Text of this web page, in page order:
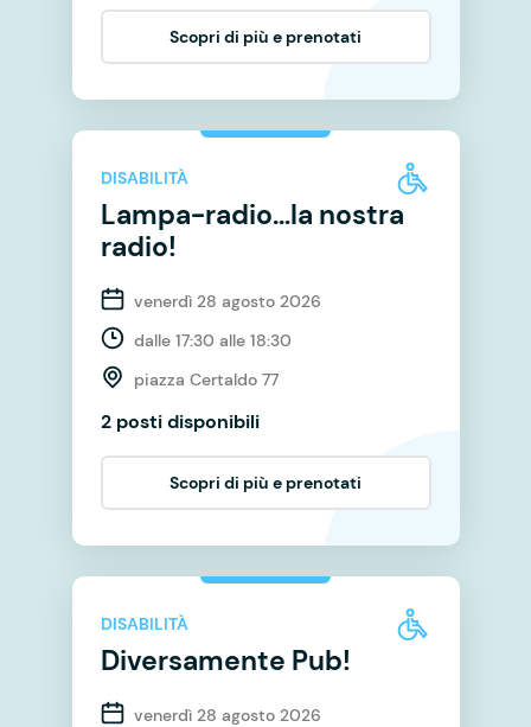
Scopri di più e prenotati
DISABILITÀ
Lampa-radio…la nostra
radio!
venerdì 28 agosto 2026
dalle 17:30 alle 18:30
piazza Certaldo 77
2 posti disponibili
Scopri di più e prenotati
DISABILITÀ
Diversamente Pub!
venerdì 28 agosto 2026